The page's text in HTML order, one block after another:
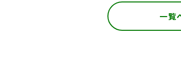
一覧